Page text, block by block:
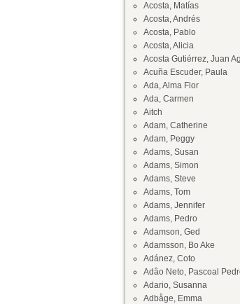
Acosta, Matías
Acosta, Andrés
Acosta, Pablo
Acosta, Alicia
Acosta Gutiérrez, Juan
Acuña Escuder, Paula
Ada, Alma Flor
Ada, Carmen
Aitch
Adam, Catherine
Adam, Peggy
Adams, Susan
Adams, Simon
Adams, Steve
Adams, Tom
Adams, Jennifer
Adams, Pedro
Adamson, Ged
Adamsson, Bo Ake
Adánez, Coto
Adâo Neto, Pascoal
Adario, Susanna
Adbåge, Emma